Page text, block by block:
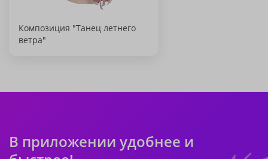
Композиция "Танец летнего
ветра"
В приложении удобнее и